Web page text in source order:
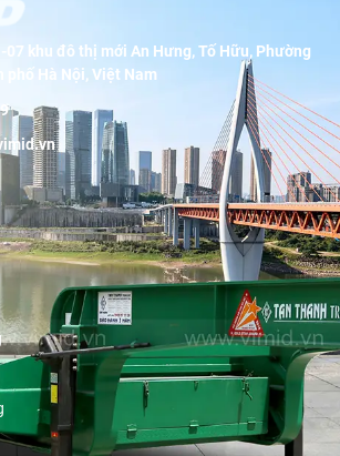
07 khu đô thị mới An Hưng, Tố Hữu, Phường
phố Hà Nội, Việt Nam